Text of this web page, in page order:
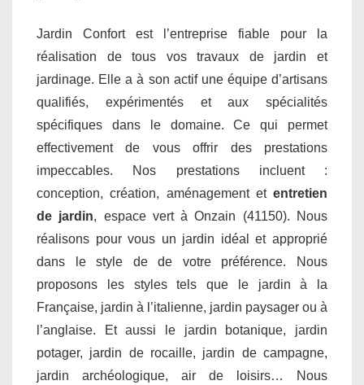
Jardin Confort est l’entreprise fiable pour la
réalisation de tous vos travaux de jardin et
jardinage. Elle a à son actif une équipe d’artisans
qualifiés, expérimentés et aux spécialités
spécifiques dans le domaine. Ce qui permet
effectivement de vous offrir des prestations
impeccables. Nos prestations incluent :
conception, création, aménagement et entretien
de jardin, espace vert à Onzain (41150). Nous
réalisons pour vous un jardin idéal et approprié
dans le style de de votre préférence. Nous
proposons les styles tels que le jardin à la
Française, jardin à l’italienne, jardin paysager ou à
l’anglaise. Et aussi le jardin botanique, jardin
potager, jardin de rocaille, jardin de campagne,
jardin archéologique, air de loisirs… Nous